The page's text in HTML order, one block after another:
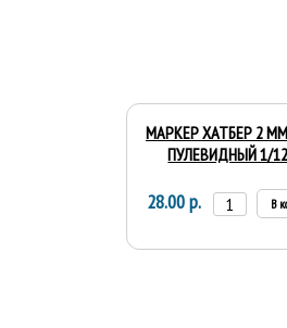
МАРКЕР ХАТБЕР 2
ПУЛЕВИДНЫЙ 1/
28.00 р. В